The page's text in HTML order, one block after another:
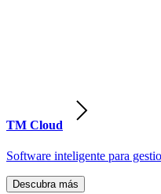
TM Cloud
Software inteligente para
Descubra más